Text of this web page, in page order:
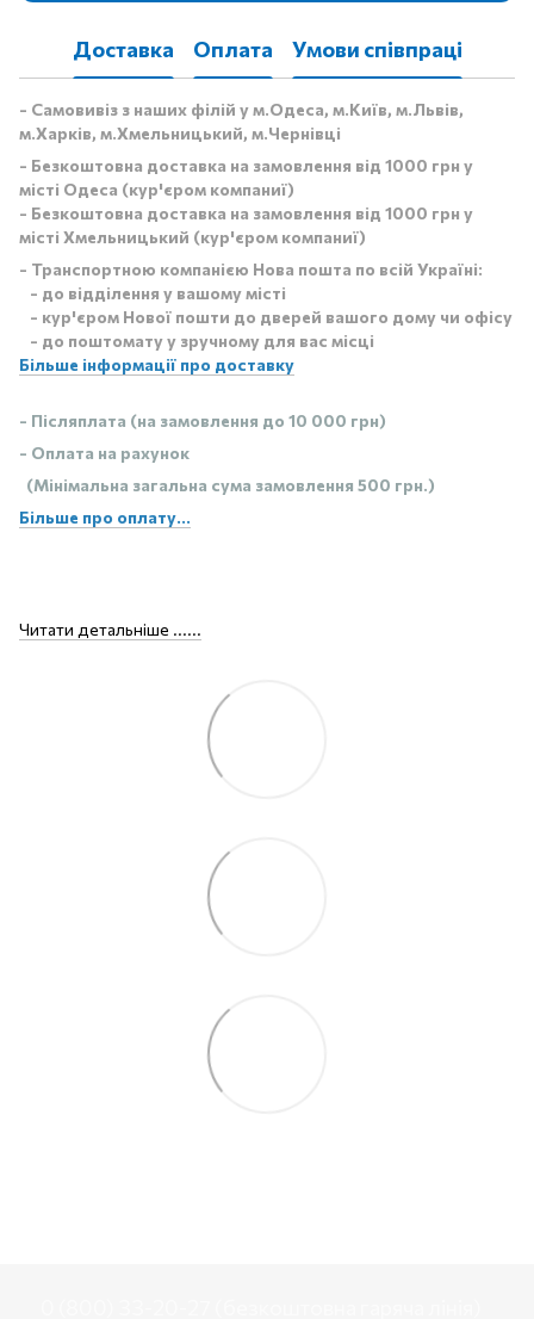
Доставка Оплата Умови співпраці
- Самовивіз з наших філій у м.Одеса, м.Київ, м.Львів,
м.Харків, м.Хмельницький, м.Чернівці
- Безкоштовна доставка на замовлення від 1000 грн у
місті Одеса (кур'єром компаниї)
- Безкоштовна доставка на замовлення від 1000 грн у
місті Хмельницький (кур'єром компаниї)
- Транспортною компанією Нова пошта по всій Україні:
- до відділення у вашому місті
- кур'єром Нової пошти до дверей вашого дому чи офісу
- до поштомату у зручному для вас місці
Більше інформації про доставку
- Післяплата (на замовлення до 10 000 грн)
- Оплата на рахунок
(Мінімальна загальна сума замовлення 500 грн.)
Більше про оплату...
Читати детальніше ......